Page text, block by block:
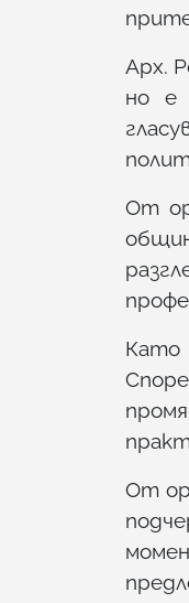
Арх.
но е
От
Като
От